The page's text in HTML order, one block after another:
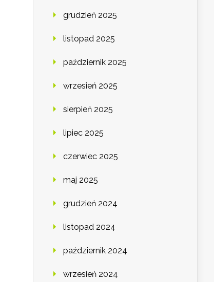
grudzień 2025
listopad 2025
październik 2025
wrzesień 2025
sierpień 2025
lipiec 2025
czerwiec 2025
maj 2025
grudzień 2024
listopad 2024
październik 2024
wrzesień 2024